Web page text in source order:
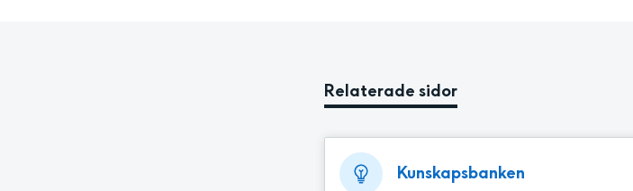
Relaterade sidor
Kunskapsbanken